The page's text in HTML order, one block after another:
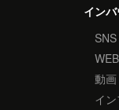
イン
動
イ